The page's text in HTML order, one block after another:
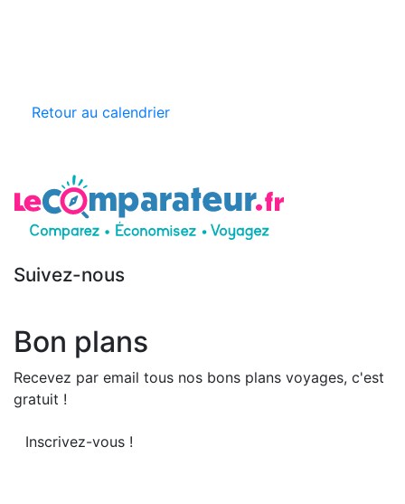
Retour au calendrier
Suivez-nous
Bon plans
Recevez par email tous nos bons plans voyages, c'est
gratuit !
Inscrivez-vous !